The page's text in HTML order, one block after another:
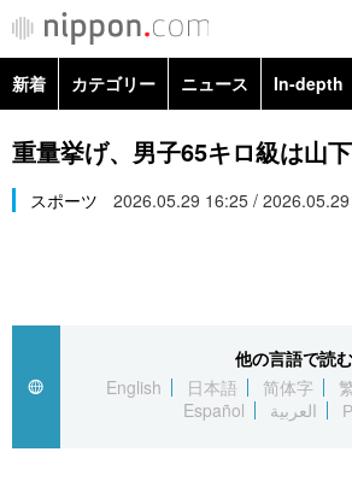
新着 カテゴリー ニュース In-depth
政治・外交
経済・ビジネス
社会
文化
科学・技術
重量挙げ、男子65キロ級は山
スポーツ 2026.05.29 16:25 /
他の言語で読む
English
日本語 简体字
Español
العربية